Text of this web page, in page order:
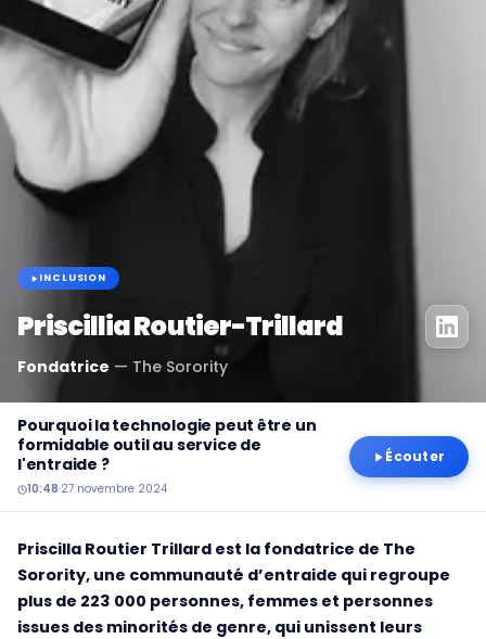
INCLUSION
Priscillia Routier-Trillard
Fondatrice — The Sorority
Pourquoi la technologie peut être un
formidable outil au service de
l'entraide ?
10:48·27 novembre 2024
Écouter
Priscilla Routier Trillard est la fondatrice de The
Sorority, une communauté d’entraide qui regroupe
plus de 223 000 personnes, femmes et personnes
issues des minorités de genre, qui unissent leurs